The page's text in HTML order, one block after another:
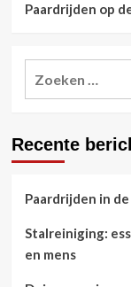
Paardrijden op
Recente
Paardrijden in
Stalreiniging:
en mens